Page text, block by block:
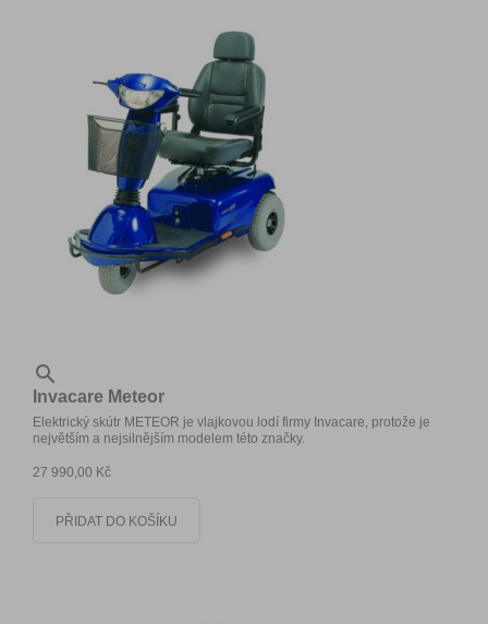

Invacare Meteor
Elektrický skútr METEOR je vlajkovou lodí firmy Invacare, protože je
největším a nejsilnějším modelem této značky.
27 990,00 Kč
PŘIDAT DO KOŠÍKU